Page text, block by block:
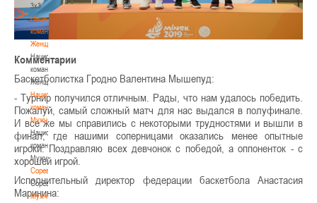
3х3
Национальная
команда.
Женщины
Национальная
команда.
Женщины
Национальная
команда.
Мужчины
Национальная
команда.
Мужчины
Соревнования
Соревнования
Мужчины
Комментарии
Баскетболистка Гродно Валентина Мышепуд:
- Турнир получился отличным. Рады, что нам удалось победить.
Пожалуй, самый сложный матч для нас выдался в полуфинале.
И все же мы справились с некоторыми трудностями и вышли в
финал, где нашими соперницами оказались менее опытные
игроки. Поздравляю всех девчонок с победой, а оппоненток - с
хорошей игрой.
Исполнительный директор федерации баскетбола Анастасия
Маринина: